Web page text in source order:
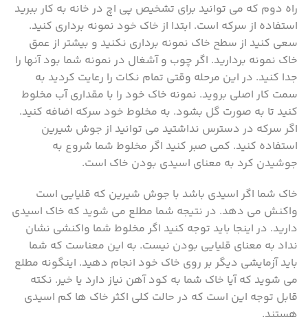
راه دوم که می توانید برای تشخیص پی اچ در خانه به کار ببرید
استفاده از سرکه است. ابتدا از خاک خود نمونه برداری کنید.
سعی کنید از سطح خاک نمونه برداری نکنید و بیشتر از عمق
خاک نمونه بردارید. اگر چوب و آشغال در نمونه شما بود آنها را
جدا کنید. در این مرحله وقتی تمام نکات را رعایت کردید به
سمت کار اصلی بروید. نمونه خاک خود را با مقداری آب مخلوط
کنید تا به صورت گل بشود. به مخلوط خود سرکه اضافه کنید.
اگر سرکه در دسترس نداشتید می توانید از جوش شیرین
استفاده کنید. کمی صبر کنید اگر مخلوط شما شروع به
جوشیدن کرد به معنای اسیدی بودن خاک است.
خاک شما اگر اسیدی باشد با جوش شیرین که قلیایی است
واکنش می دهد. در نتیجه شما مطلع می شوید که خاک اسیدی
دارید. در اینجا باید توجه کنید اگر مخلوط شما واکنشی نشان
نداد به معنای قلیایی بودن نیست. به این معناست که شما
باید آزمایشی دیگر بر روی خاک خود انجام دهید. اینگونه مطلع
می شوید که آیا خاک شما به کود آهن نیاز دارد یا خیر. نکته
قابل توجه این است که در حالت کلی اکثر خاک ها کم اسیدی
هستند.